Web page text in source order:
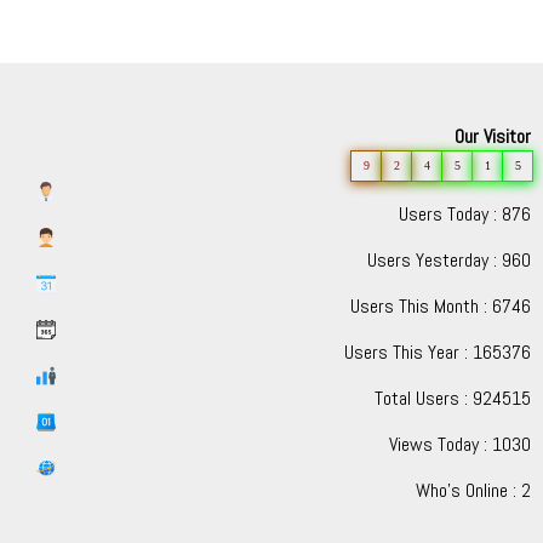
Our Visitor
9 2 4 5 1 5
Users Today : 876
Users Yesterday : 960
Users This Month : 6746
Users This Year : 165376
Total Users : 924515
Views Today : 1030
Who's Online : 2